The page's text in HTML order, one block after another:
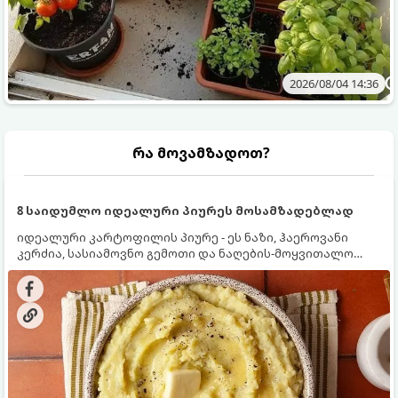
2026/08/04 14:36
რა მოვამზადოთ?
8 საიდუმლო იდეალური პიურეს მოსამზადებლად
იდეალური კარტოფილის პიურე - ეს ნაზი, ჰაეროვანი
კერძია, სასიამოვნო გემოთი და ნაღების-მოყვითალო
ფერით. მისი მომზადება ძალიან მარტივია, მაგრამ
არსებობს რამდენიმე საიდუმლო, რომლებიც უნდა
იცოდეთ, რომ პიურე იდეალურად გემრიელი გამოვიდეს.